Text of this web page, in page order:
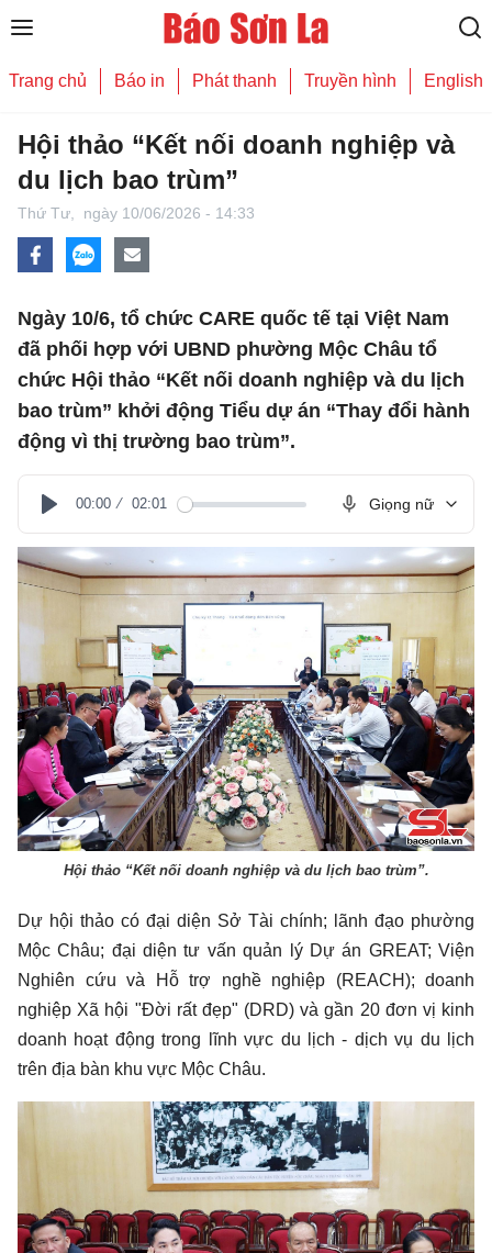
Trang chủ Báo in Phát thanh Truyền hình English
Hội thảo “Kết nối doanh nghiệp và
du lịch bao trùm”
Thứ Tư, ngày 10/06/2026 - 14:33
Ngày 10/6, tổ chức CARE quốc tế tại Việt Nam
đã phối hợp với UBND phường Mộc Châu tổ
chức Hội thảo “Kết nối doanh nghiệp và du lịch
bao trùm” khởi động Tiểu dự án “Thay đổi hành
động vì thị trường bao trùm”.
Play
00:00 02:01 Giọng nữ
Hội thảo “Kết nối doanh nghiệp và du lịch bao trùm”.
Dự hội thảo có đại diện Sở Tài chính; lãnh đạo phường
Mộc Châu; đại diện tư vấn quản lý Dự án GREAT; Viện
Nghiên cứu và Hỗ trợ nghề nghiệp (REACH); doanh
nghiệp Xã hội "Đời rất đẹp" (DRD) và gần 20 đơn vị kinh
doanh hoạt động trong lĩnh vực du lịch - dịch vụ du lịch
trên địa bàn khu vực Mộc Châu.